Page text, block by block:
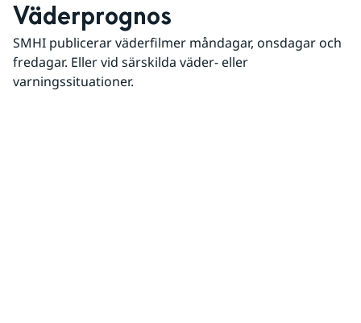
Väderprognos
SMHI publicerar väderfilmer måndagar, onsdagar och
fredagar. Eller vid särskilda väder- eller
varningssituationer.